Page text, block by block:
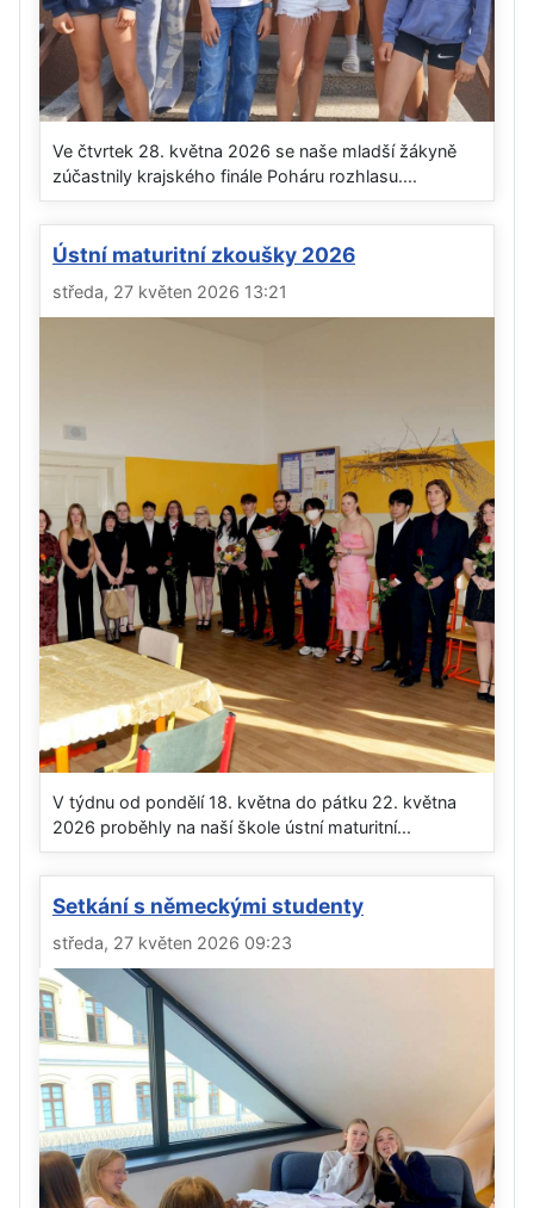
Ve čtvrtek 28. května 2026 se naše mladší žákyně
zúčastnily krajského finále Poháru rozhlasu....
Ústní maturitní zkoušky 2026
středa, 27 květen 2026 13:21
V týdnu od pondělí 18. května do pátku 22. května
2026 proběhly na naší škole ústní maturitní...
Setkání s německými studenty
středa, 27 květen 2026 09:23